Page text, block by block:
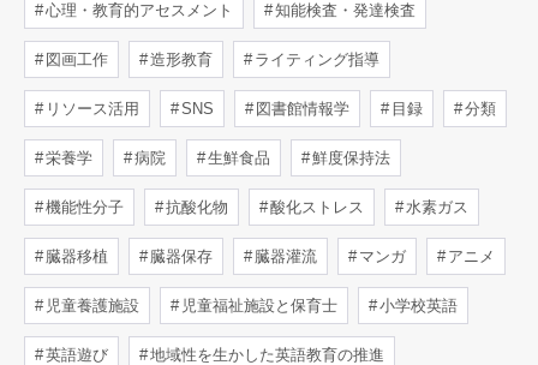
心理・教育的アセスメント 知能検査・発達検査
図画工作 造形教育 ライティング指導
リソース活用 SNS 図書館情報学 目録 分類
栄養学 病院 生鮮食品 鮮度保持法
機能性分子 抗酸化物 酸化ストレス 水素ガス
臓器移植 臓器保存 臓器灌流 マンガ アニメ
児童養護施設 児童福祉施設と保育士 小学校英語
英語遊び 地域性を生かした英語教育の推進